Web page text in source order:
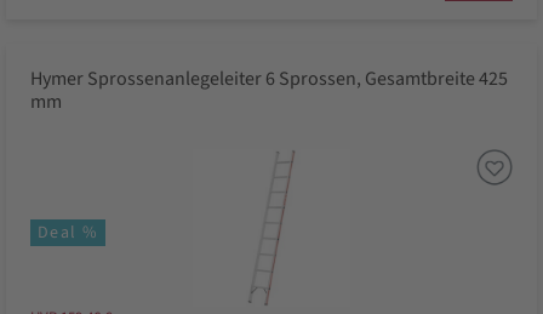
Hymer Sprossenanlegeleiter 6 Sprossen, Gesamtbreite 425
mm
Deal %